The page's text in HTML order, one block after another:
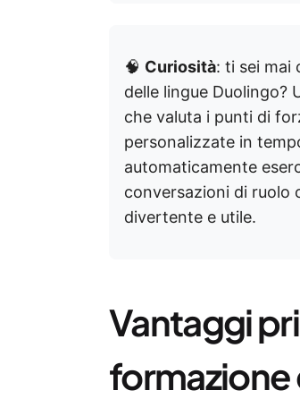
🧠 Curiosità: ti sei mai
delle lingue Duolingo?
che valuta i punti di
personalizzate in
automaticamente
conversazioni di ruolo
divertente e utile.
Vantaggi
formazione